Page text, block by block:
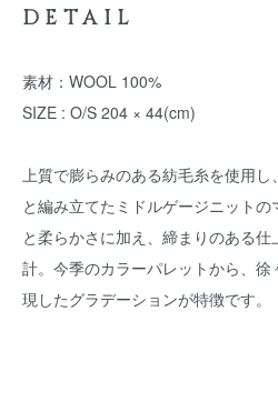
DETAIL
素材：WOOL 100%
SIZE : O/S 204 × 44(cm)
上質で膨らみのある紡毛糸を使用
と編み立てたミドルゲージニット
と柔らかさに加え、締まりのある
計。今季のカラーパレットから、
現したグラデーションが特徴です。